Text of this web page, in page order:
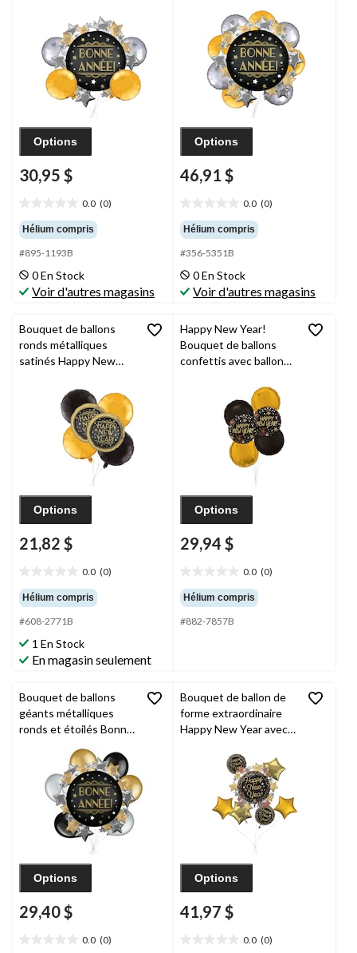
avec ballons
métalliques,
doré/argenté, paq. 5,
gonflage à l’hélium et
ruban inclus
Options
30,95 $
0.0 (0)
étoile(s)
sur
5.
Hélium compris
#895-1193B
0 En Stock
Voir d'autres magasins
étoilés Bonne année
avec ballons
métalliques,
doré/argenté, paq. 9,
gonflage à l’hélium et
ruban inclus
Options
46,91 $
0.0 (0)
étoile(s)
sur
5.
Hélium compris
#356-5351B
0 En Stock
Voir d'autres magasins
Bouquet de ballons
ronds métalliques
satinés Happy New
effet métallique,
doré/noir, paq. 6,
gonflage à l’hélium et
ruban inclus, pour veille
du jour de l’An
Options
21,82 $
0.0 (0)
étoile(s)
sur
5.
Hélium compris
#608-2771B
1 En Stock
En magasin seulement
Happy New Year!
Bouquet de ballons
confettis avec ballons
noir/doré, paq. 6,
gonflage à l'hélium et
ruban inclus
Options
29,94 $
0.0 (0)
étoile(s)
sur
5.
Hélium compris
#882-7857B
Bouquet de ballons
géants métalliques
ronds et étoilés Bonne
latex nacrés,
doré/noir/argenté, paq.
7, gonflage à l’hélium
et ruban inclus
Options
29,40 $
0.0 (0)
Bouquet de ballon de
forme extraordinaire
Happy New Year avec
en forme d'étoile, doré,
paq. 7, gonflage à
l'hélium et ruban inclus
Options
41,97 $
0.0 (0)